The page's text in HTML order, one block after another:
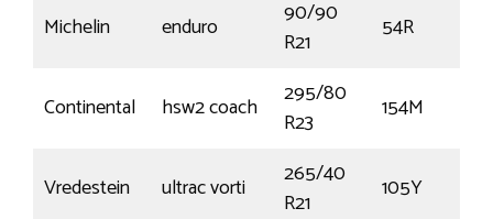
Michelin enduro
90/90
R21
54R
Continental hsw2 coach
295/80
R23
154M
Vredestein ultrac vorti
265/40
R21
105Y